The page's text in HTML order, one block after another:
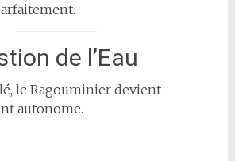
de l’Eau
le Ragouminier devient
autonome.